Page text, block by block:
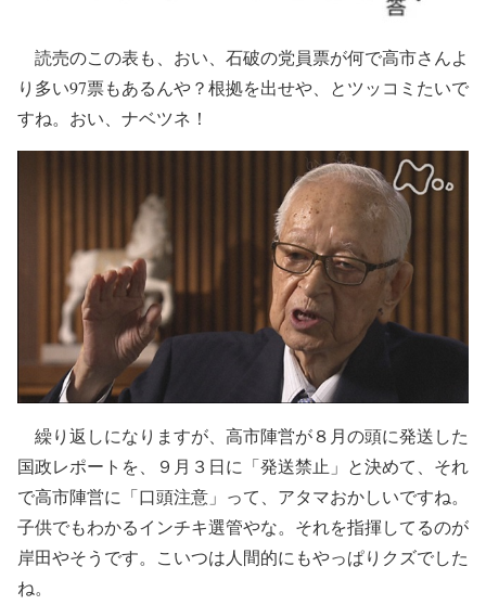
読売のこの表も、おい、石破の党員票が何で高市さんよ
り多い97票もあるんや？根拠を出せや、とツッコミたいで
すね。おい、ナベツネ！
繰り返しになりますが、高市陣営が８月の頭に発送した
国政レポートを、９月３日に「発送禁止」と決めて、それ
で高市陣営に「口頭注意」って、アタマおかしいですね。
子供でもわかるインチキ選管やな。それを指揮してるのが
岸田やそうです。こいつは人間的にもやっぱりクズでした
ね。